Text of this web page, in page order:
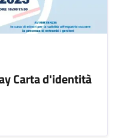
Carta d'identità